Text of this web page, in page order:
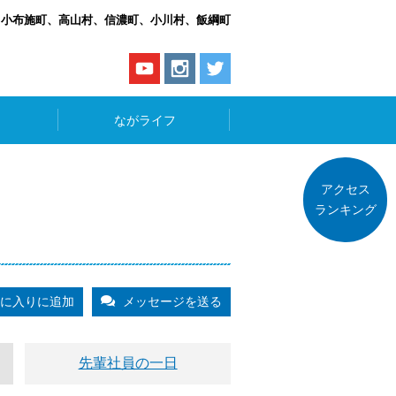
布施町、高山村、信濃町、小川村、飯綱町
ながライフ
入りに追加 メッセージを送る
先輩社員の一日
アクセス
ランキング